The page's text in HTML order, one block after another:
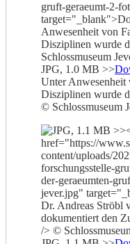
JPG, 1.0 MB >>
Unter Anwesenheit
Disziplinen wurde
© Schlossmuseum